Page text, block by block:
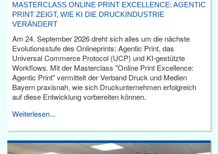
MASTERCLASS ONLINE PRINT EXCELLENCE: AGENTIC
PRINT ZEIGT, WIE KI DIE DRUCKINDUSTRIE
VERÄNDERT
Am 24. September 2026 dreht sich alles um die nächste
Evolutionsstufe des Onlineprints: Agentic Print, das
Universal Commerce Protocol (UCP) und KI-gestützte
Workflows. Mit der Masterclass "Online Print Excellence:
Agentic Print" vermittelt der Verband Druck und Medien
Bayern praxisnah, wie sich Druckunternehmen erfolgreich
auf diese Entwicklung vorbereiten können.
Weiterlesen...